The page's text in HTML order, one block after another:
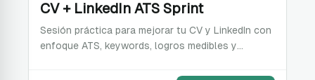
CV + LinkedIn ATS Sprint
Sesión práctica para mejorar tu CV y LinkedIn con
enfoque ATS, keywords, logros medibles y